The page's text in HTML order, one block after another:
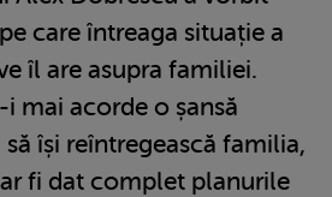
care întreaga situație a
îl are asupra familiei.
i mai acorde o șansă
își reîntregească familia,
fi dat complet planurile